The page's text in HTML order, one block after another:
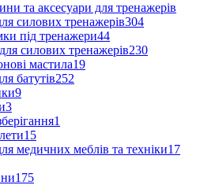
та аксесуари для тренажерів
силових тренажерів304
під тренажери44
силових тренажерів230
мастила19
батутів252
9
3
1
15
медичних меблів та техніки17
175